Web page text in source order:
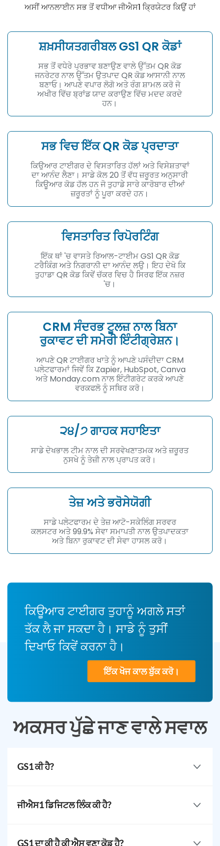
ਅਸੀਂ ਆਨਲਾਈਨ ਸਭ ਤੋਂ ਵਧੀਆ ਜੀਐਸ1 ਕ੍ਰਿਯੇਟਰ ਕਿਉਂ ਹਾਂ
ਸ਼ਖ਼ਸੀਯਤਗਰੀਬਲ GS1 QR ਕੋਡਾਂ
ਸਭ ਤੋਂ ਵਧੇਰੇ ਪ੍ਰਭਾਵ ਬਣਾਉਣ ਵਾਲੇ ਉੱਤਮ QR ਕੋਡ
ਜਨਰੇਟਰ ਨਾਲ ਉੱਤਮ ਉਤਪਾਦ QR ਕੋਡ ਆਸਾਨੀ ਨਾਲ
ਬਣਾਓ। ਆਪਣੇ ਵਪਾਰ ਲੋਗੋ ਅਤੇ ਰੰਗ ਸ਼ਾਮਲ ਕਰੋ ਜੋ
ਅਖੀਰ ਵਿੱਚ ਬ੍ਰਾਂਡ ਯਾਦ ਕਰਾਉਣ ਵਿੱਚ ਮਦਦ ਕਰਦੇ
ਹਨ।
ਸਭ ਵਿਚ ਇੱਕ QR ਕੋਡ ਪ੍ਰਦਾਤਾ
ਕਿਉਆਰ ਟਾਈਗਰ ਦੇ ਵਿਸਤਾਰਿਤ ਹੱਲਾਂ ਅਤੇ ਵਿਸੇਸ਼ਤਾਵਾਂ
ਦਾ ਆਨੰਦ ਲੈਣਾ। ਸਾਡੇ ਕੋਲ 20 ਤੋਂ ਵੱਧ ਜ਼ਰੂਰਤ ਅਨੁਸਾਰੀ
ਕਿਊਆਰ ਕੋਡ ਹੱਲ ਹਨ ਜੋ ਤੁਹਾਡੇ ਸਾਰੇ ਕਾਰੋਬਾਰ ਦੀਆਂ
ਜ਼ਰੂਰਤਾਂ ਨੂੰ ਪੂਰਾ ਕਰਦੇ ਹਨ।
ਵਿਸਤਾਰਿਤ ਰਿਪੋਰਟਿੰਗ
ਇੱਕ ਥਾਂ 'ਚ ਵਾਸਤੇ ਰਿਆਲ-ਟਾਈਮ GS1 QR ਕੋਡ
ਟਰੈਕਿੰਗ ਅਤੇ ਨਿਗਰਾਨੀ ਦਾ ਆਨੰਦ ਲਉ। ਇਹ ਦੇਖੋ ਕਿ
ਤੁਹਾਡਾ QR ਕੋਡ ਕਿਵੇਂ ਚੱਕਰ ਵਿਚ ਹੈ ਸਿਰਫ ਇੱਕ ਨਜ਼ਰ
'ਚ।
CRM ਸੰਦਰਭ ਟੂਲਜ਼ ਨਾਲ ਬਿਨਾ
ਰੁਕਾਵਟ ਦੀ ਸਮੇਰੀ ਇੰਟੀਗ੍ਰੇਸ਼ਨ।
ਆਪਣੇ QR ਟਾਈਗਰ ਖਾਤੇ ਨੂੰ ਆਪਣੇ ਪਸੰਦੀਦਾ CRM
ਪਲੇਟਫਾਰਮਾਂ ਜਿਵੇਂ ਕਿ Zapier, HubSpot, Canva
ਅਤੇ Monday.com ਨਾਲ ਇੰਟੀਗਰੇਟ ਕਰਕੇ ਆਪਣੇ
ਵਰਕਫਲੋ ਨੂੰ ਸਥਿਰ ਕਰੋ।
੨੪/੭ ਗਾਹਕ ਸਹਾਇਤਾ
ਸਾਡੇ ਦੇਖਭਾਲ ਟੀਮ ਨਾਲ ਦੀ ਸਰਵੇਖਣਾਤਮਕ ਅਤੇ ਜ਼ਰੂਰਤ
ਨੁਸਖੇ ਨੂੰ ਤੇਜ਼ੀ ਨਾਲ ਪ੍ਰਾਪਤ ਕਰੋ।
ਤੇਜ਼ ਅਤੇ ਭਰੋਸੇਯੋਗੀ
ਸਾਡੇ ਪਲੇਟਫਾਰਮ ਦੇ ਤੇਜ਼ ਆਟੋ-ਸਕੇਲਿੰਗ ਸਰਵਰ
ਕਲਸਟਰ ਅਤੇ 99.9% ਸੇਵਾ ਸਮਾਪਤੀ ਨਾਲ ਉਤਪਾਦਕਤਾ
ਅਤੇ ਬਿਨਾ ਰੁਕਾਵਟ ਦੀ ਸੇਵਾ ਹਾਸਲ ਕਰੋ।
ਕਿਊਆਰ ਟਾਈਗਰ ਤੁਹਾਨੂੰ ਅਗਲੇ ਸਤਾਂ
ਤੱਕ ਲੈ ਜਾ ਸਕਦਾ ਹੈ। ਸਾਡੇ ਨੂੰ ਤੁਸੀਂ
ਦਿਖਾਓ ਕਿਵੇਂ ਕਰਨਾ ਹੈ।
ਇੱਕ ਖੋਜ ਕਾਲ ਬੁੱਕ ਕਰੋ।
ਅਕਸਰ ਪੁੱਛੇ ਜਾਣ ਵਾਲੇ ਸਵਾਲ
GS1 ਕੀ ਹੈ?
ਵਿਕਾਸ, ਸੰਭਾਲ, ਅਤੇ ਭਰੋਸੇਯੋਗ ਤੌਰ 'ਤੇ ਪ੍ਰਸਿੱਧ ਸਰਵਗੋਸ਼ਤ ਉਤਪਾਦ
ਬਾਰਕੋਡ ਪ੍ਰਦਾਨ ਕਰਨ 'ਤੇ ਧਿਆਨ ਕੇਂਦਰਤ ਹੈ।
ਜੀਐਸ1 ਡਿਜਿਟਲ ਲਿੰਕ ਕੀ ਹੈ?
ਉਤਪਾਦ రਾਹਤਾਂ ਦਾ ਸੁਪਰਸੈੱਟ ਹੁੰਦਾ ਹੈ। ਫਿਰ ਇਸਨੂੰ ਇੱਕ 2D
GS1 ਦਾ ਕੀ ਹੈ ਕੀ ਐਸ ਵਣਾ ਕੋਡ ਹੈ?